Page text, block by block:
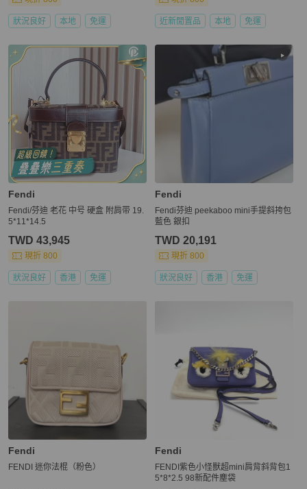
狀況良好 本地 免運 近新閒置品 本地 免運
Fendi
Fendi/芬迪 老花 中号 硬盒 附肩带 19.
5*11*14.5
TWD 43,945
現折 800
狀況良好 香港 免運
Fendi
Fendi芬迪 peekaboo mini手提斜挎包
藍色 銀扣
TWD 20,191
現折 800
狀況良好 香港 免運
Fendi
FENDI 迷你法棍（粉色）
Fendi
FENDI紫色小怪獸超mini肩背斜背包1
5*8*2.5 98新配件塵袋